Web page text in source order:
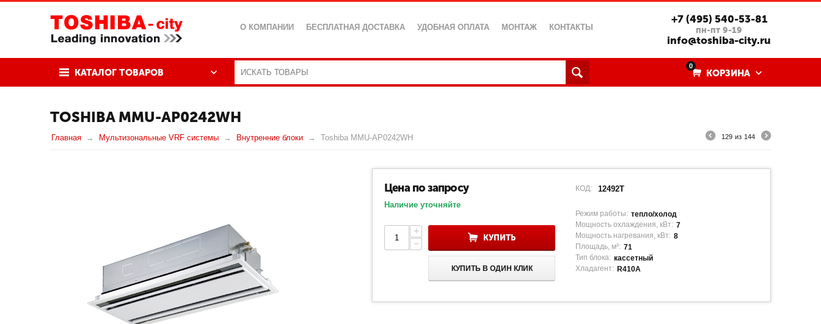
О КОМПАНИИ БЕСПЛАТНАЯ ДОСТАВКА УДОБНАЯ ОПЛАТА МОНТАЖ КОНТАКТЫ
+7 (495) 540-53-81
пн-пт 9-19
info@toshiba-city.ru
КАТАЛОГ ТОВАРОВ
0
КОРЗИНА
TOSHIBA MMU-AP0242WH
Главная Мультизональные VRF системы Внутренние блоки Toshiba MMU-AP0242WH 129 из 144
Цена по запросу
Наличие уточняйте
+
−
КУПИТЬ
КУПИТЬ В ОДИН КЛИК
КОД: 12492T
Режим работы: тепло/холод
Мощность охлаждения, кВт: 7
Мощность нагревания, кВт: 8
Площадь, м²: 71
Тип блока: кассетный
Хладагент: R410A